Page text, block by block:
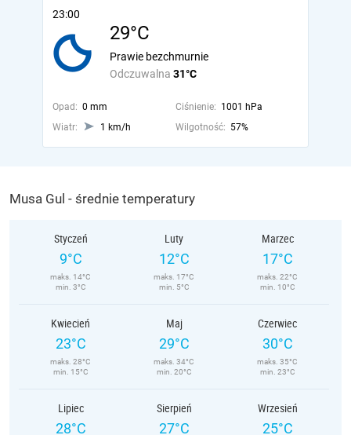
23:00
29°C
Odczuwalna 31°C
Prawie bezchmurnie
Opad: 0 mm Ciśnienie: 1001 hPa
Wiatr:
1 km/h Wilgotność: 57%
Musa Gul - średnie temperatury
Styczeń
9°C
maks. 14°C
min. 3°C
Luty
12°C
maks. 17°C
min. 5°C
Marzec
17°C
maks. 22°C
min. 10°C
Kwiecień
23°C
maks. 28°C
min. 15°C
Maj
29°C
maks. 34°C
min. 20°C
Czerwiec
30°C
maks. 35°C
min. 23°C
Lipiec
28°C
Sierpień
27°C
Wrzesień
25°C